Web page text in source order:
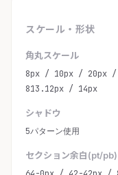
スケール・形状
角丸スケール
8px / 10px / 20px
813.12px / 14px
シャドウ
5パターン使用
セクション余白(pt/pb)